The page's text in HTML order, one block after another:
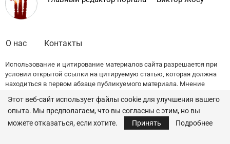
О нас Контакты
Использование и цитирование материалов сайта разрешается при
условии открытой ссылки на цитируемую статью, которая должна
находиться в первом абзаце публикуемого материала. Мнение
© 2022 — All Rights Reserved. Traditia.md
Этот веб-сайт использует файлы cookie для улучшения вашего
опыта. Мы предполагаем, что вы согласны с этим, но вы
можете отказаться, если хотите.
Принять Подробнее